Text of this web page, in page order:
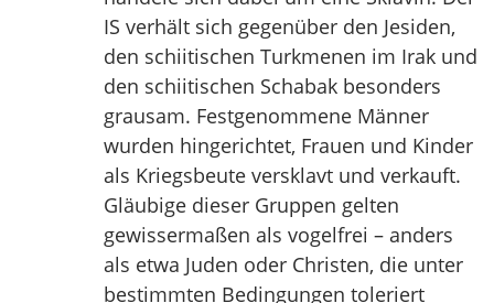
IS verhält sich gegenüber den Jesiden,
den schiitischen Turkmenen im Irak und
den schiitischen Schabak besonders
grausam. Festgenommene Männer
wurden hingerichtet, Frauen und Kinder
als Kriegsbeute versklavt und verkauft.
Gläubige dieser Gruppen gelten
gewissermaßen als vogelfrei – anders
als etwa Juden oder Christen, die unter
bestimmten Bedingungen toleriert